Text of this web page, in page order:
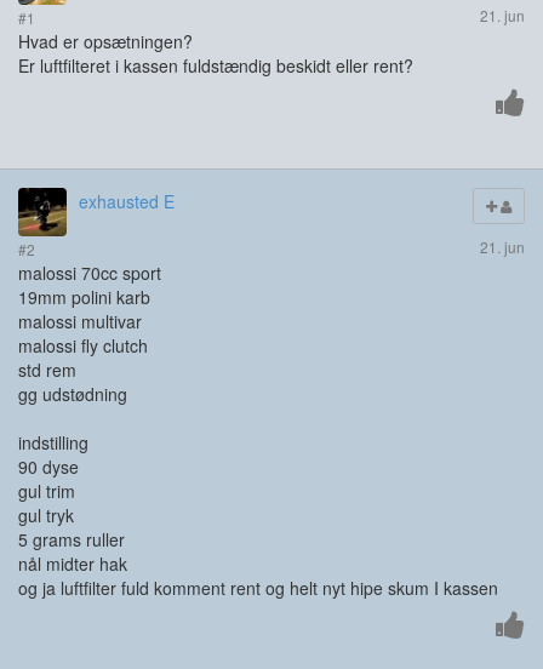
#1 21. jun
Hvad er opsætningen?
Er luftfilteret i kassen fuldstændig beskidt eller rent?
exhausted E
#2 21. jun
malossi 70cc sport
19mm polini karb
malossi multivar
malossi fly clutch
std rem
gg udstødning
indstilling
90 dyse
gul trim
gul tryk
5 grams ruller
nål midter hak
og ja luftfilter fuld komment rent og helt nyt hipe skum I kassen